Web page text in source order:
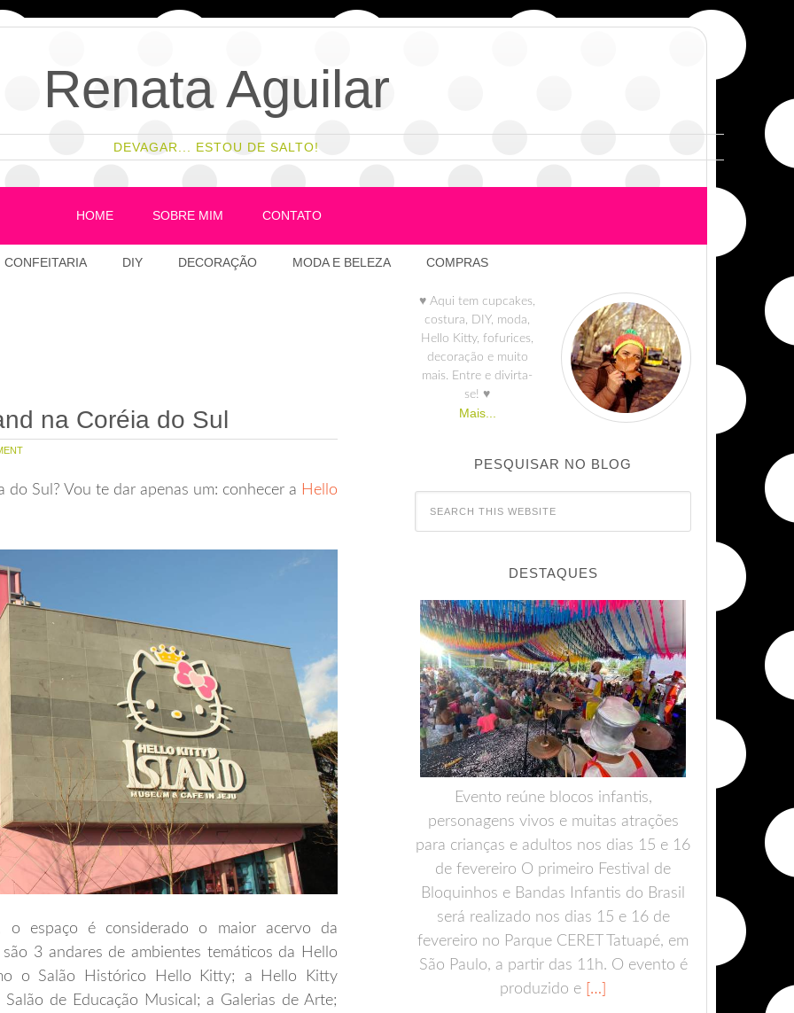
Renata Aguilar
DEVAGAR... ESTOU DE SALTO!
HOME SOBRE MIM CONTATO
CONFEITARIA DIY DECORAÇÃO MODA E BELEZA COMPRAS
na Coréia do Sul
Sul? Vou te dar apenas um: conhecer a Hello
o espaço é considerado o maior acervo da
3 andares de ambientes temáticos da Hello
o Salão Histórico Hello Kitty; a Hello Kitty
de Educação Musical; a Galerias de Arte;
♥ Aqui tem cupcakes,
costura, DIY, moda,
Hello Kitty, fofurices,
decoração e muito
mais. Entre e divirta-
se! ♥
Mais...
PESQUISAR NO BLOG
DESTAQUES
Evento reúne blocos infantis,
personagens vivos e muitas atrações
para crianças e adultos nos dias 15 e 16
de fevereiro O primeiro Festival de
Bloquinhos e Bandas Infantis do Brasil
será realizado nos dias 15 e 16 de
fevereiro no Parque CERET Tatuapé, em
São Paulo, a partir das 11h. O evento é
produzido e […]